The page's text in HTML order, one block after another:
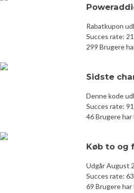
Rabatkupon
Succes rate:
299 Brugere
Sidste
Denne kode
Succes rate:
46 Brugere
Køb to og
Udgår August
Succes rate:
69 Brugere